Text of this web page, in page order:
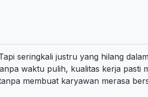
seringkali justru yang hilang
waktu pulih, kualitas kerja
membuat karyawan merasa